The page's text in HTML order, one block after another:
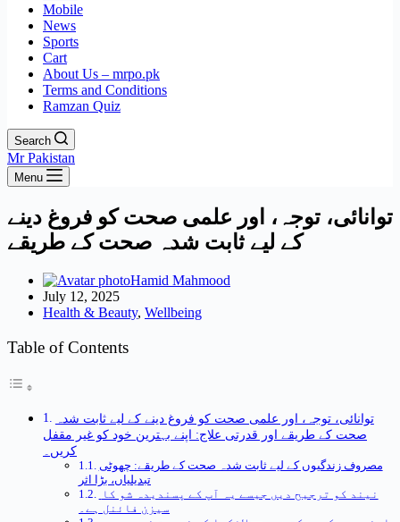
Mobile
News
Sports
Cart
About Us – mrpo.pk
Terms and Conditions
Ramzan Quiz
Search
Mr Pakistan
Menu
توانائی، توجہ، اور علمی صحت کو فروغ دینے
کے لیے ثابت شدہ صحت کے طریقے
Hamid Mahmood
July 12, 2025
Health & Beauty, Wellbeing
Table of Contents
توانائی، توجہ، اور علمی صحت کو فروغ دینے کے لیے ثابت شدہ
صحت کے طریقے اور قدرتی علاج: اپنے بہترین خود کو غیر مقفل
کریں۔
مصروف زندگیوں کے لیے ثابت شدہ صحت کے طریقے: چھوٹی
تبدیلیاں، بڑا اثر
سیزن فائنل ہے۔